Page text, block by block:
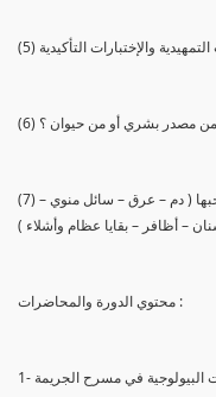
والإختبارات التأكيدية
من مصدر بشري أو من حيوان ؟
(7) إجراء الإختبارات علي العينة البيولوجية لتحديد صاحبها ( دم – عرق – سائل منوي –
– أظافر – بقايا عظام وأشلاء )
محتوي الدورة والمحاضرات :
البيولوجية في مسرح الجريمة